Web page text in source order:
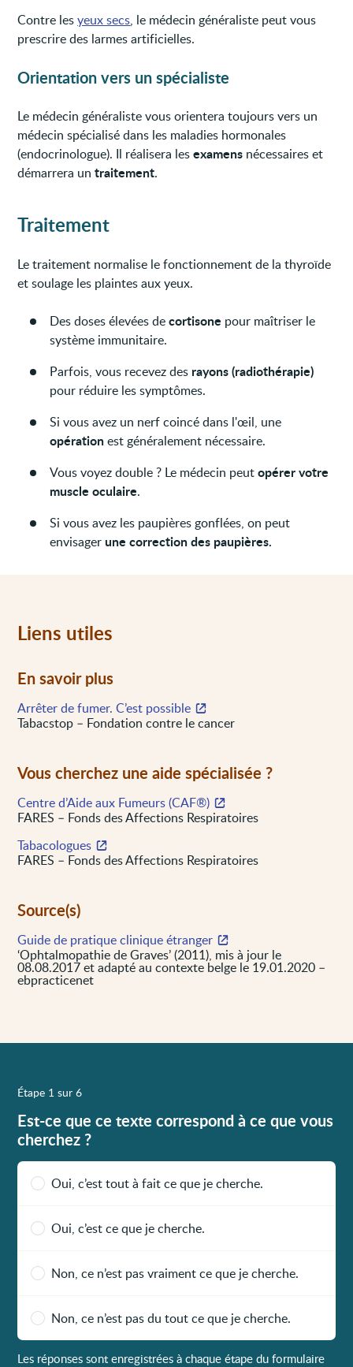
Contre lesyeux secs, le médecin généraliste peut vous
prescrire des larmes artificielles.
Orientation vers un spécialiste
Le médecin généraliste vous orientera toujours vers un
médecin spécialisé dans les maladies hormonales
(endocrinologue). Il réalisera lesexamens nécessaires et
démarrera untraitement.
Traitement
Le traitement normalise le fonctionnement de la thyroïde
et soulage les plaintes aux yeux.
Des doses élevées decortisone pour maîtriser le
système immunitaire.
Parfois, vous recevez des rayons (radiothérapie)
pour réduire les symptômes.
Si vous avez un nerf coincé dans l'œil, une
opérationest généralement nécessaire.
Vous voyez double ? Le médecin peutopérer votre
muscle oculaire.
Si vous avez les paupières gonflées, on peut
envisager une correction des paupières.
Liens utiles
En savoir plus
Arrêter de fumer. C’est possible
Tabacstop – Fondation contre le cancer
Vous cherchez une aide spécialisée ?
Centre d’Aide aux Fumeurs (CAF®)
FARES – Fonds des Affections Respiratoires
Tabacologues
FARES – Fonds des Affections Respiratoires
Source(s)
Guide de pratique clinique étranger
‘Ophtalmopathie de Graves’ (2011), mis à jour le
08.08.2017 et adapté au contexte belge le 19.01.2020 –
ebpracticenet
Étape 1 sur 6
Est-ce que ce texte correspond à ce que vous
cherchez ?
Oui, c’est tout à fait ce que je cherche.
Oui, c’est ce que je cherche.
Non, ce n’est pas vraiment ce que je cherche.
Non, ce n’est pas du tout ce que je cherche.
Les réponses sont enregistrées à chaque étape du formulaire